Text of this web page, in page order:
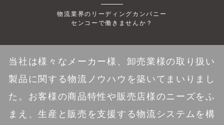
物流業界のリーディングカンパニー
センコーで働きませんか？
当社は様々なメーカー様、卸売業様の取り扱い
製品に関する物流ノウハウを築いてまいりまし
た。お客様の商品特性や販売店様のニーズをふ
まえ、生産と販売を支援する物流システムを構